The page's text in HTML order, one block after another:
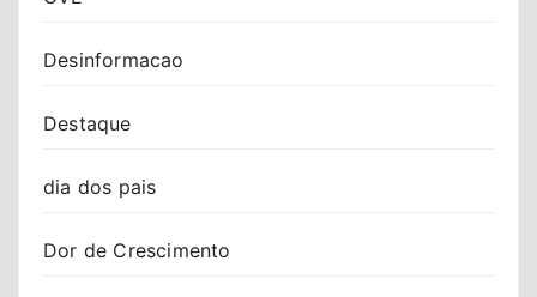
Desinformacao
Destaque
dia dos pais
Dor de Crescimento